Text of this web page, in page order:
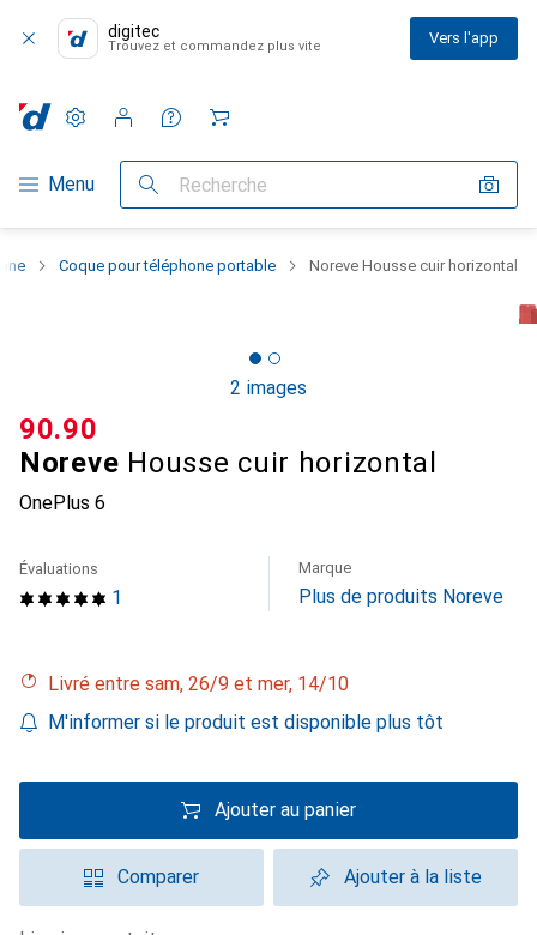
digitec
Trouvez et commandez plus vite Vers l'app
Navigation par catégorie
Menu Recherche
Paramètres
Compte client
Listes de comparaison
Listes d'envies
Panier
Coque pour téléphone portable Noreve Housse cuir horizontal
2 images
Noreve Housse cuir horizontal
OnePlus 6
CHF
90.90
1
Évaluations Marque
Plus de produits Noreve
Livré entre sam, 26/9 et mer, 14/10
M'informer si le produit est disponible plus tôt
Ajouter au panier
Comparer Ajouter à la liste